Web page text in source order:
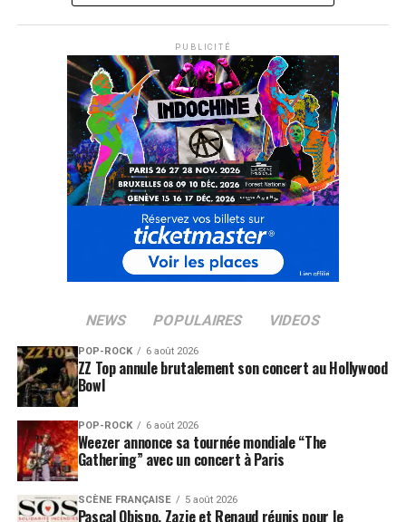
PUBLICITÉ
NEWS POPULAIRES VIDEOS
POP-ROCK 6 août 2026
ZZ Top annule brutalement son concert au Hollywood
Bowl
POP-ROCK 6 août 2026
Weezer annonce sa tournée mondiale “The
Gathering” avec un concert à Paris
SCÈNE FRANÇAISE 5 août 2026
Pascal Obispo, Zazie et Renaud réunis pour le